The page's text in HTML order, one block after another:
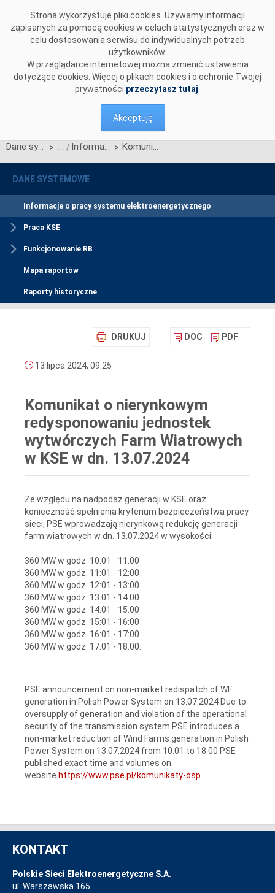
Strona wykorzystuje pliki cookies. Używamy informacji
zapisanych za pomocą cookies w celach statystycznych oraz w
celu dostosowania serwisu do indywidualnych potrzeb
użytkowników.
W przeglądarce internetowej można zmienić ustawienia
dotyczące cookies. Więcej o plikach cookies i o ochronie Twojej
prywatności przeczytasz tutaj
Akceptuję
Dane systemowe > Informacje o pracy systemu elektroenergetycznego > Komunikat o nierynkowym redysponowaniu jednostek wytwórczych Farm Wiatrowych w KSE w dn. 13.07.2024
DANE SYSTEMOWE
Informacje o pracy systemu elektroenergetycznego
Praca KSE
Funkcjonowanie RB
Mapa raportów
Raporty historyczne
DRUKUJ DOC PDF
13 lipca 2024, 09:25
Komunikat o nierynkowym
redysponowaniu jednostek
wytwórczych Farm Wiatrowych
w KSE w dn. 13.07.2024
Ze względu na nadpodaż generacji w KSE oraz
konieczność spełnienia kryterium bezpieczeństwa pracy
sieci, PSE wprowadzają nierynkową redukcję generacji
farm wiatrowych w dn. 13.07.2024 w wysokości:
360 MW w godz. 10:01 - 11:00
360 MW w godz. 11:01 - 12:00
360 MW w godz. 12:01 - 13:00
360 MW w godz. 13:01 - 14:00
360 MW w godz. 14:01 - 15:00
360 MW w godz. 15:01 - 16:00
360 MW w godz. 16:01 - 17:00
360 MW w godz. 17:01 - 18:00.
PSE announcement on non-market redispatch of WF
generation in Polish Power System on 13.07.2024 Due to
oversupply of generation and violation of the operational
security of the transmission system PSE introduces a
non-market reduction of Wind Farms generation in Polish
Power System on 13.07.2024 from 10:01 to 18:00 PSE
published exact time and volumes on
website https://www.pse.pl/komunikaty-osp
KONTAKT
Polskie Sieci Elektroenergetyczne S.A.
ul. Warszawska 165